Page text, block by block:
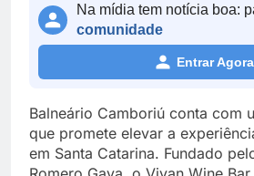
Na mídia tem notícia boa:
comunidade
Entrar Agora
Balneário Camboriú conta com
que promete elevar a
em Santa Catarina. Fundado